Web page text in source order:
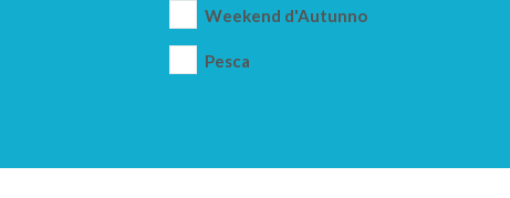
Weekend d'Autunno
Pesca